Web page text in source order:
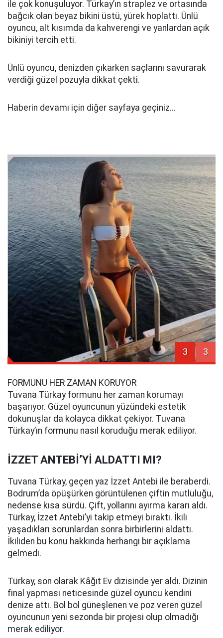
ile çok konuşuluyor. Türkay’ın straplez ve ortasında
bağcık olan beyaz bikini üstü, yürek hoplattı. Ünlü
oyuncu, alt kısımda da kahverengi ve yanlardan açık
bikiniyi tercih etti.
Ünlü oyuncu, denizden çıkarken saçlarını savurarak
verdiği güzel pozuyla dikkat çekti.
Haberin devamı için diğer sayfaya geçiniz...
3 3
FORMUNU HER ZAMAN KORUYOR
Tuvana Türkay formunu her zaman korumayı
başarıyor. Güzel oyuncunun yüzündeki estetik
dokunuşlar da kolayca dikkat çekiyor. Tuvana
Türkay’ın formunu nasıl koruduğu merak ediliyor.
İZZET ANTEBİ’Yİ ALDATTI MI?
Tuvana Türkay, geçen yaz İzzet Antebi ile beraberdi.
Bodrum’da öpüşürken görüntülenen çiftin mutluluğu,
nedense kısa sürdü. Çift, yollarını ayırma kararı aldı.
Türkay, İzzet Antebi’yi takip etmeyi bıraktı. İkili
yaşadıkları sorunlardan sonra birbirlerini aldattı.
İkiliden bu konu hakkında herhangi bir açıklama
gelmedi.
Türkay, son olarak Kâğıt Ev dizisinde yer aldı. Dizinin
final yapması neticesinde güzel oyuncu kendini
denize attı. Bol bol güneşlenen ve poz veren güzel
oyuncunun yeni sezonda bir projesi olup olmadığı
merak ediliyor.